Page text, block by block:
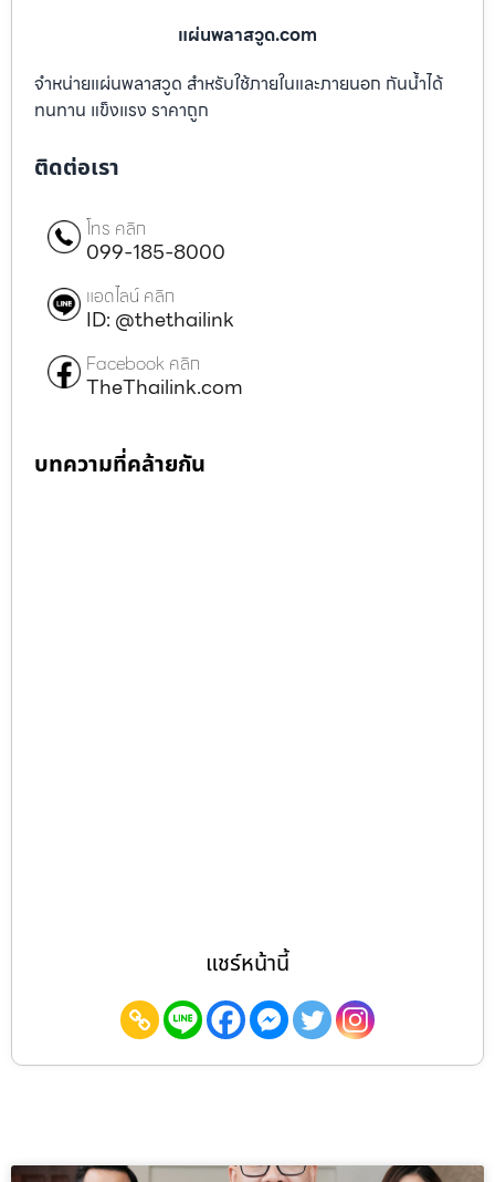
แผ่นพลาสวูด.com
จำหน่ายแผ่นพลาสวูด สำหรับใช้ภายในและภายนอก กันน้ำได้
ทนทาน แข็งแรง ราคาถูก
ติดต่อเรา
โทร คลิก
099-185-8000
แอดไลน์ คลิก
ID: @thethailink
Facebook คลิก
TheThailink.com
บทความที่คล้ายกัน
แชร์หน้านี้